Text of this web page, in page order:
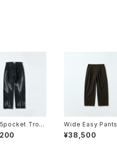
Trou Wide Easy Pants
¥38,500